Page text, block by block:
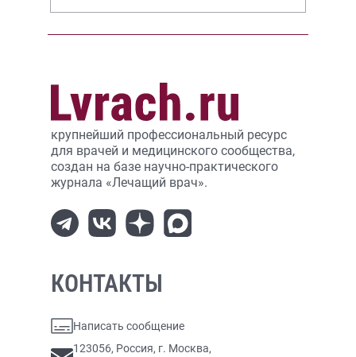
крупнейший профессиональный ресурс
для врачей и медицинского сообщества,
создан на базе научно-практического
журнала «Лечащий врач».
КОНТАКТЫ
Написать сообщение
123056, Россия, г. Москва,